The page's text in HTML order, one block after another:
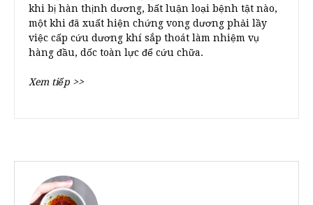
khi bị hàn thịnh dương, bất luận loại bệnh tật nào,
một khi đã xuất hiện chứng vong dương phải lầy
việc cấp cứu dương khí sắp thoát làm nhiệm vụ
hàng đầu, dốc toàn lực để cứu chữa.
Xem tiếp >>